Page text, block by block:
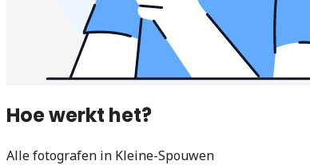
Hoe werkt het?
Alle fotografen in Kleine-Spouwen